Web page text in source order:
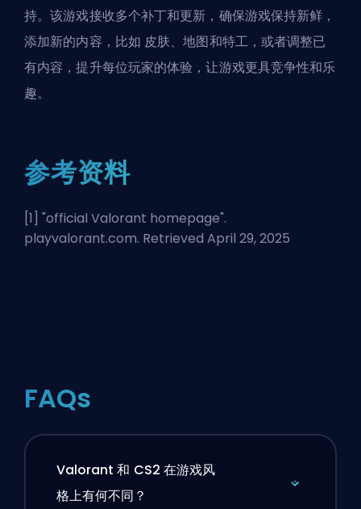
持。该游戏接收多个补丁和更新，确保游戏保持新鲜，
添加新的内容，比如 皮肤、地图和特工，或者调整已
有内容，提升每位玩家的体验，让游戏更具竞争性和乐
趣。
参考资料
[1] "official Valorant homepage".
playvalorant.com. Retrieved April 29, 2025
FAQs
Valorant 和 CS2 在游戏风
格上有何不同？